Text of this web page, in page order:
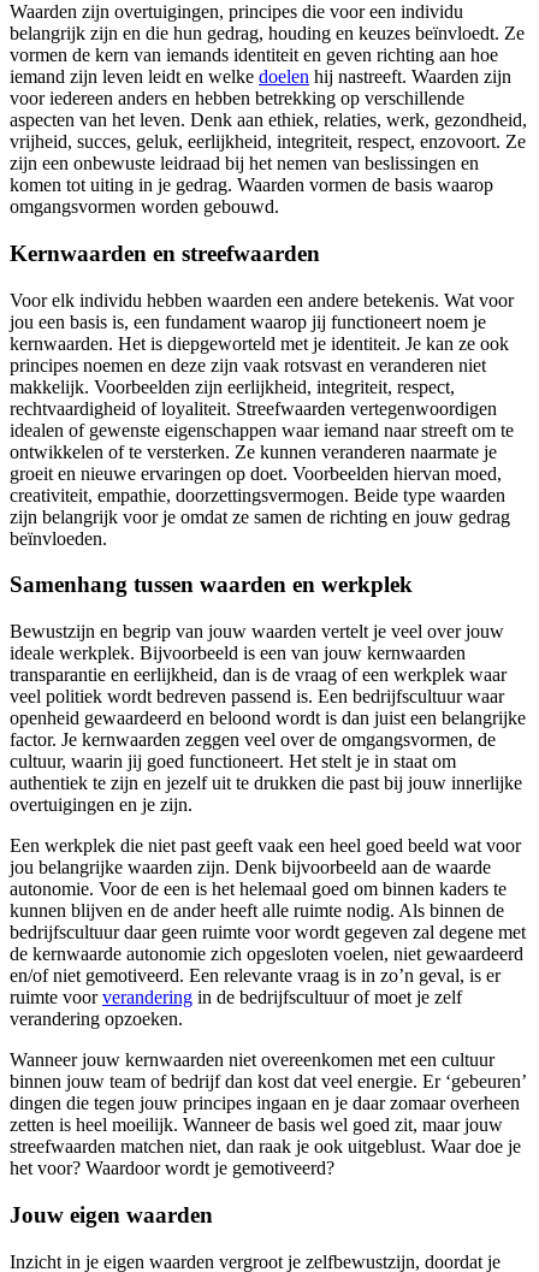
Waarden zijn overtuigingen, principes die voor een individu
belangrijk zijn en die hun gedrag, houding en keuzes beïnvloedt. Ze
vormen de kern van iemands identiteit en geven richting aan hoe
iemand zijn leven leidt en welke doelen hij nastreeft. Waarden zijn
voor iedereen anders en hebben betrekking op verschillende
aspecten van het leven. Denk aan ethiek, relaties, werk, gezondheid,
vrijheid, succes, geluk, eerlijkheid, integriteit, respect, enzovoort. Ze
zijn een onbewuste leidraad bij het nemen van beslissingen en
komen tot uiting in je gedrag. Waarden vormen de basis waarop
omgangsvormen worden gebouwd.
Kernwaarden en streefwaarden
Voor elk individu hebben waarden een andere betekenis. Wat voor
jou een basis is, een fundament waarop jij functioneert noem je
kernwaarden. Het is diepgeworteld met je identiteit. Je kan ze ook
principes noemen en deze zijn vaak rotsvast en veranderen niet
makkelijk. Voorbeelden zijn eerlijkheid, integriteit, respect,
rechtvaardigheid of loyaliteit. Streefwaarden vertegenwoordigen
idealen of gewenste eigenschappen waar iemand naar streeft om te
ontwikkelen of te versterken. Ze kunnen veranderen naarmate je
groeit en nieuwe ervaringen op doet. Voorbeelden hiervan moed,
creativiteit, empathie, doorzettingsvermogen. Beide type waarden
zijn belangrijk voor je omdat ze samen de richting en jouw gedrag
beïnvloeden.
Samenhang tussen waarden en werkplek
Bewustzijn en begrip van jouw waarden vertelt je veel over jouw
ideale werkplek. Bijvoorbeeld is een van jouw kernwaarden
transparantie en eerlijkheid, dan is de vraag of een werkplek waar
veel politiek wordt bedreven passend is. Een bedrijfscultuur waar
openheid gewaardeerd en beloond wordt is dan juist een belangrijke
factor. Je kernwaarden zeggen veel over de omgangsvormen, de
cultuur, waarin jij goed functioneert. Het stelt je in staat om
authentiek te zijn en jezelf uit te drukken die past bij jouw innerlijke
overtuigingen en je zijn.
Een werkplek die niet past geeft vaak een heel goed beeld wat voor
jou belangrijke waarden zijn. Denk bijvoorbeeld aan de waarde
autonomie. Voor de een is het helemaal goed om binnen kaders te
kunnen blijven en de ander heeft alle ruimte nodig. Als binnen de
bedrijfscultuur daar geen ruimte voor wordt gegeven zal degene met
de kernwaarde autonomie zich opgesloten voelen, niet gewaardeerd
en/of niet gemotiveerd. Een relevante vraag is in zo’n geval, is er
ruimte voorverandering in de bedrijfscultuur of moet je zelf
verandering opzoeken.
Wanneer jouw kernwaarden niet overeenkomen met een cultuur
binnen jouw team of bedrijf dan kost dat veel energie. Er ‘gebeuren’
dingen die tegen jouw principes ingaan en je daar zomaar overheen
zetten is heel moeilijk. Wanneer de basis wel goed zit, maar jouw
streefwaarden matchen niet, dan raak je ook uitgeblust. Waar doe je
het voor? Waardoor wordt je gemotiveerd?
Jouw eigen waarden
Inzicht in je eigen waarden vergroot je zelfbewustzijn, doordat je